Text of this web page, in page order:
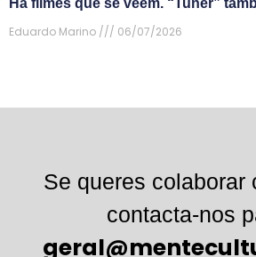
Eduardo Marino
06/07/2026
Se queres colaborar
contacta-nos